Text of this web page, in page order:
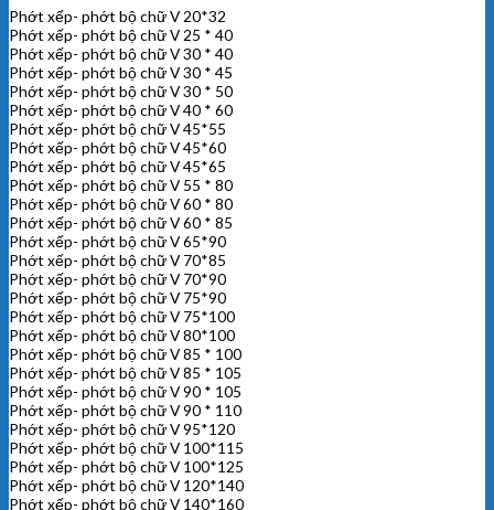
Phớt xếp- phớt bộ chữ V 20*32
Phớt xếp- phớt bộ chữ V 25 * 40
Phớt xếp- phớt bộ chữ V 30 * 40
Phớt xếp- phớt bộ chữ V 30 * 45
Phớt xếp- phớt bộ chữ V 30 * 50
Phớt xếp- phớt bộ chữ V 40 * 60
Phớt xếp- phớt bộ chữ V 45*55
Phớt xếp- phớt bộ chữ V 45*60
Phớt xếp- phớt bộ chữ V 45*65
Phớt xếp- phớt bộ chữ V 55 * 80
Phớt xếp- phớt bộ chữ V 60 * 80
Phớt xếp- phớt bộ chữ V 60 * 85
Phớt xếp- phớt bộ chữ V 65*90
Phớt xếp- phớt bộ chữ V 70*85
Phớt xếp- phớt bộ chữ V 70*90
Phớt xếp- phớt bộ chữ V 75*90
Phớt xếp- phớt bộ chữ V 75*100
Phớt xếp- phớt bộ chữ V 80*100
Phớt xếp- phớt bộ chữ V 85 * 100
Phớt xếp- phớt bộ chữ V 85 * 105
Phớt xếp- phớt bộ chữ V 90 * 105
Phớt xếp- phớt bộ chữ V 90 * 110
Phớt xếp- phớt bộ chữ V 95*120
Phớt xếp- phớt bộ chữ V 100*115
Phớt xếp- phớt bộ chữ V 100*125
Phớt xếp- phớt bộ chữ V 120*140
Phớt xếp- phớt bộ chữ V 140*160